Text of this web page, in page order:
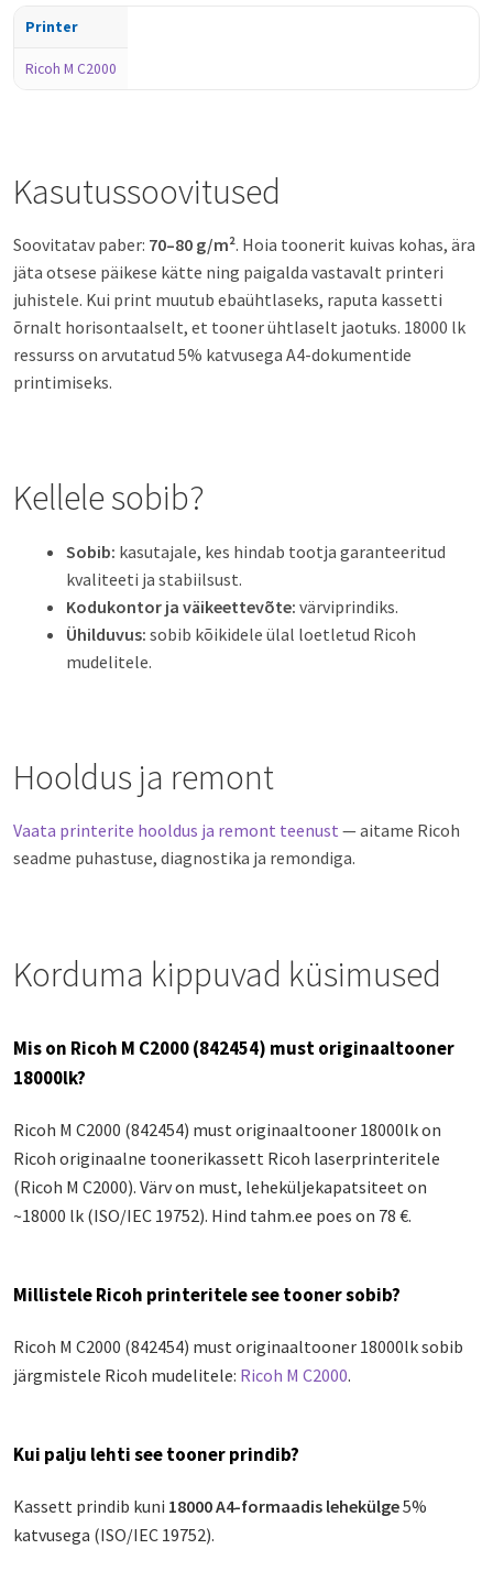
Printer
Ricoh M C2000
Kasutussoovitused
Soovitatav paber: 70–80 g/m². Hoia toonerit kuivas kohas, ära
jäta otsese päikese kätte ning paigalda vastavalt printeri
juhistele. Kui print muutub ebaühtlaseks, raputa kassetti
õrnalt horisontaalselt, et tooner ühtlaselt jaotuks. 18000 lk
ressurss on arvutatud 5% katvusega A4-dokumentide
printimiseks.
Kellele sobib?
Sobib: kasutajale, kes hindab tootja garanteeritud
kvaliteeti ja stabiilsust.
Kodukontor ja väikeettevõte: värviprindiks.
Ühilduvus: sobib kõikidele ülal loetletud Ricoh
mudelitele.
Hooldus ja remont
Vaata printerite hooldus ja remont teenust — aitame Ricoh
seadme puhastuse, diagnostika ja remondiga.
Korduma kippuvad küsimused
Mis on Ricoh M C2000 (842454) must originaaltooner
18000lk?
Ricoh M C2000 (842454) must originaaltooner 18000lk on
Ricoh originaalne toonerikassett Ricoh laserprinteritele
(Ricoh M C2000). Värv on must, leheküljekapatsiteet on
~18000 lk (ISO/IEC 19752). Hind tahm.ee poes on 78 €.
Millistele Ricoh printeritele see tooner sobib?
Ricoh M C2000 (842454) must originaaltooner 18000lk sobib
järgmistele Ricoh mudelitele: Ricoh M C2000.
Kui palju lehti see tooner prindib?
Kassett prindib kuni 18000 A4-formaadis lehekülge5%
katvusega (ISO/IEC 19752).